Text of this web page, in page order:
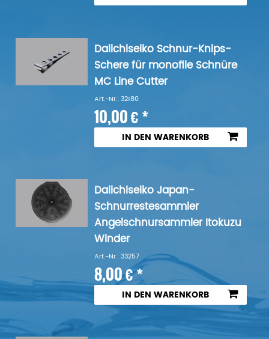
Daiichiseiko Schnur-Knips-
Schere für monofile Schnüre
MC Line Cutter
Art.-Nr.: 32180
10,00 € *
IN DEN WARENKORB
Daiichiseiko Japan-
Schnurrestesammler
Angelschnursammler Itokuzu
Winder
Art.-Nr.: 33257
8,00 € *
IN DEN WARENKORB